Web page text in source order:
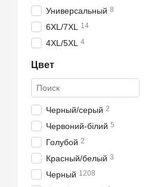
Универсальный 8
6XL/7XL 14
4XL/5XL 4
Цвет
Черный/серый 2
Червоний-білий 5
Голубой 2
Красный/белый 3
Черный 1208